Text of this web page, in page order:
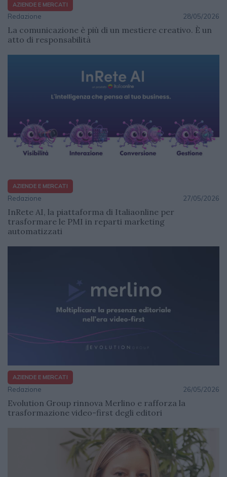
AZIENDE E MERCATI
Redazione 28/05/2026
La comunicazione è più di un mestiere creativo. È un
atto di responsabilità
AZIENDE E MERCATI
Redazione 27/05/2026
InRete AI, la piattaforma di Italiaonline per
trasformare le PMI in reparti marketing
automatizzati
AZIENDE E MERCATI
Redazione 26/05/2026
Evolution Group rinnova Merlino e rafforza la
trasformazione video-first degli editori